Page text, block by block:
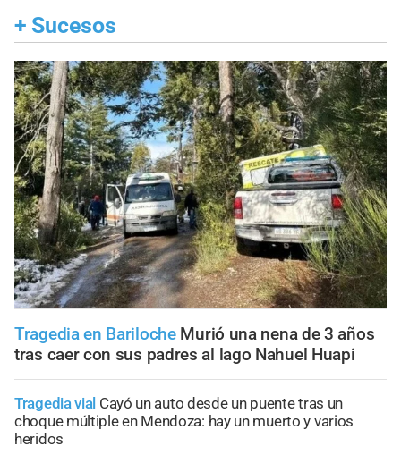
+ Sucesos
Tragedia en Bariloche Murió una nena de 3 años
tras caer con sus padres al lago Nahuel Huapi
Tragedia vial Cayó un auto desde un puente tras un
choque múltiple en Mendoza: hay un muerto y varios
heridos